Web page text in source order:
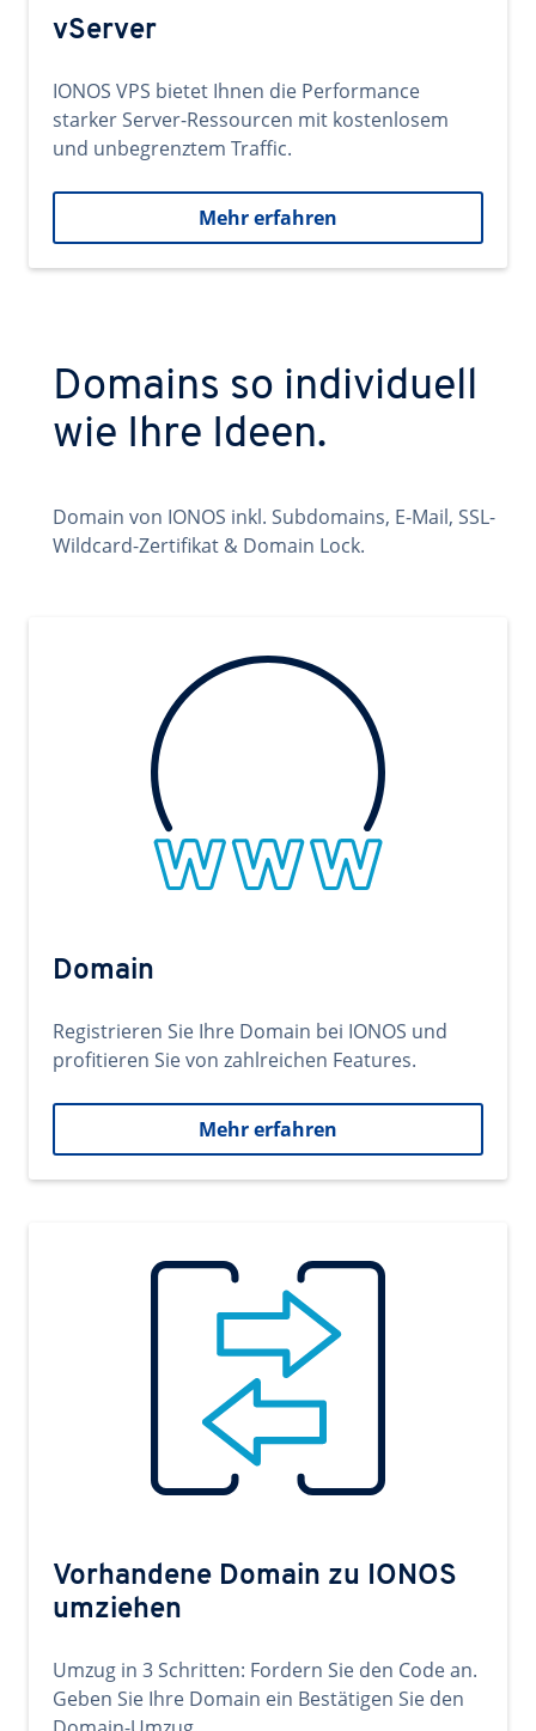
vServer
IONOS VPS bietet Ihnen die Performance
starker Server-Ressourcen mit kostenlosem
und unbegrenztem Traffic.
Mehr erfahren
Domains so individuell
wie Ihre Ideen.
Domain von IONOS inkl. Subdomains, E-Mail, SSL-
Wildcard-Zertifikat & Domain Lock.
Domain
Registrieren Sie Ihre Domain bei IONOS und
profitieren Sie von zahlreichen Features.
Mehr erfahren
Vorhandene Domain zu IONOS
umziehen
Umzug in 3 Schritten: Fordern Sie den Code an.
Geben Sie Ihre Domain ein Bestätigen Sie den